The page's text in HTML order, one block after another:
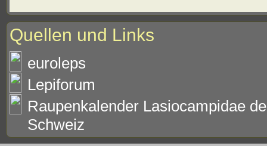
Quellen und Links
euroleps
Lepiforum
Raupenkalender Lasiocampidae
Schweiz